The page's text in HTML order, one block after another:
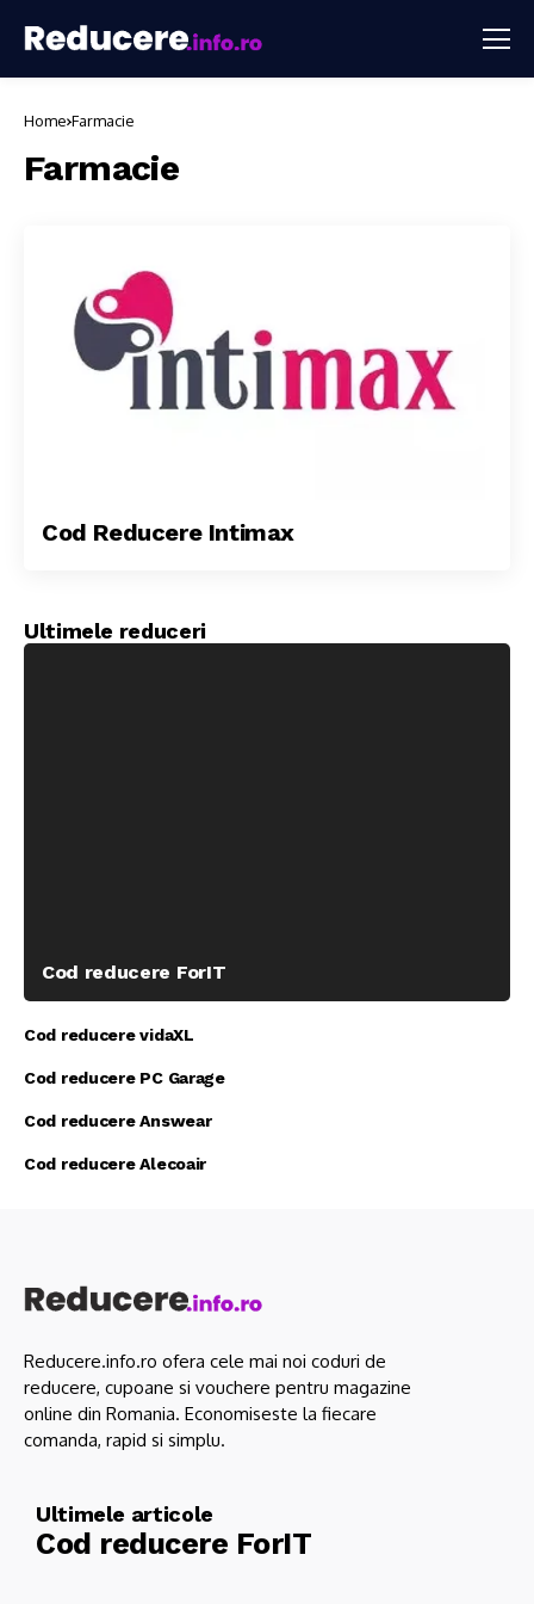
Home Farmacie
Farmacie
Cod Reducere Intimax
Ultimele reduceri
Cod reducere ForIT
Cod reducere vidaXL
Cod reducere PC Garage
Cod reducere Answear
Cod reducere Alecoair
Reducere.info.ro ofera cele mai noi coduri de
reducere, cupoane si vouchere pentru magazine
online din Romania. Economiseste la fiecare
comanda, rapid si simplu.
Ultimele articole
Cod reducere ForIT